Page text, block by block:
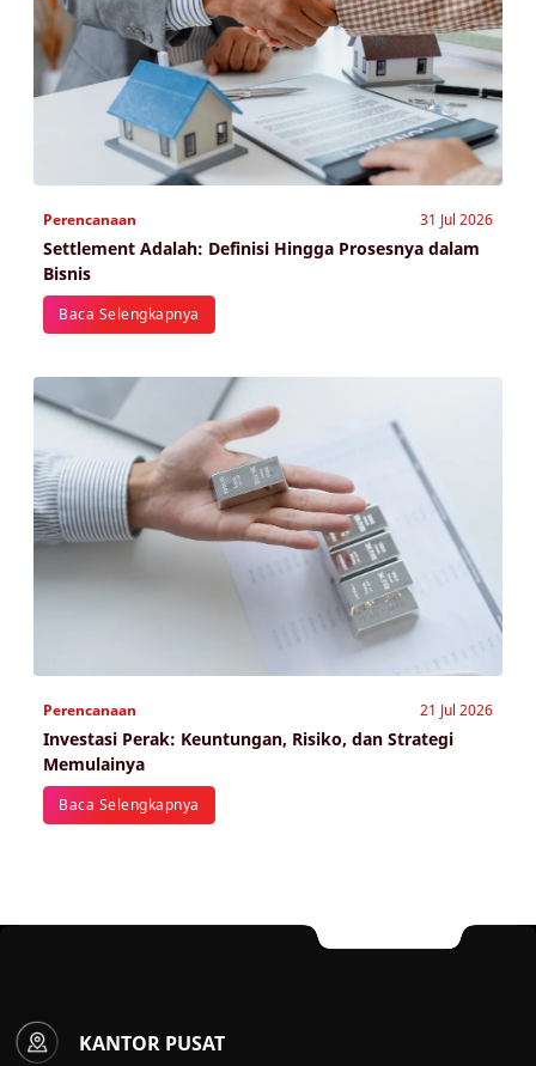
Perencanaan 31 Jul 2026
Settlement Adalah: Definisi Hingga Prosesnya dalam
Bisnis
Baca Selengkapnya
Perencanaan 21 Jul 2026
Investasi Perak: Keuntungan, Risiko, dan Strategi
Memulainya
Baca Selengkapnya
KANTOR PUSAT